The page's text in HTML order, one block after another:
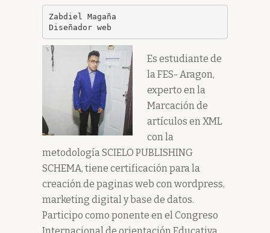
Zabdiel Magaña
Diseñador web
Es estudiante de
la FES- Aragon,
experto en la
Marcación de
artículos en XML
con la
metodología SCIELO PUBLISHING
SCHEMA, tiene certificación para la
creación de paginas web con wordpress,
marketing digital y base de datos.
Participo como ponente en el Congreso